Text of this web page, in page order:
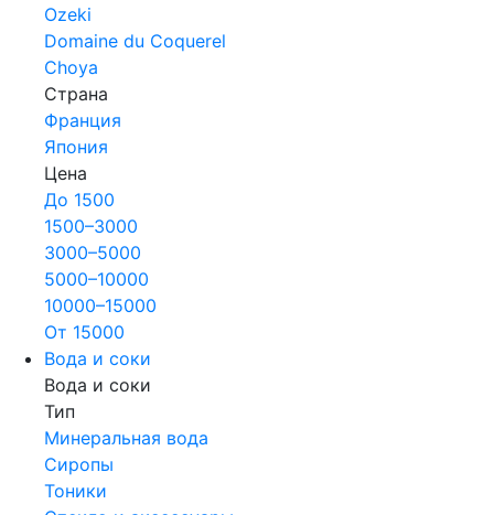
Ozeki
Domaine du Coquerel
Choya
Страна
Франция
Япония
Цена
До 1500
1500–3000
3000–5000
5000–10000
10000–15000
От 15000
Вода и соки
Вода и соки
Тип
Минеральная вода
Сиропы
Тоники